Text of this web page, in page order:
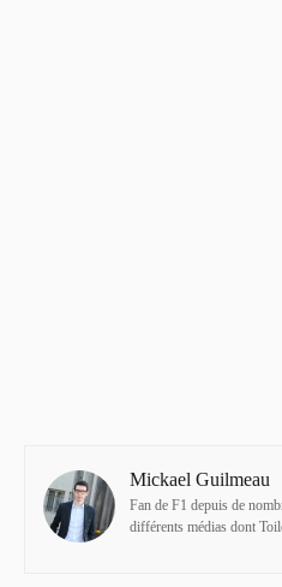
Mickael Guilmeau
Fan de F1 depuis de
différents médias dont